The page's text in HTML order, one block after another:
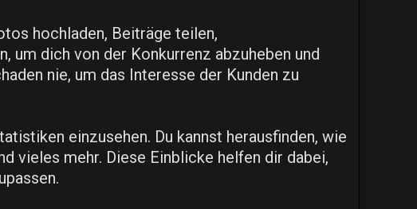
hochladen, Beiträge teilen,
um dich von der Konkurrenz abzuheben und
nie, um das Interesse der Kunden zu
einzusehen. Du kannst herausfinden, wie
vieles mehr. Diese Einblicke helfen dir dabei,